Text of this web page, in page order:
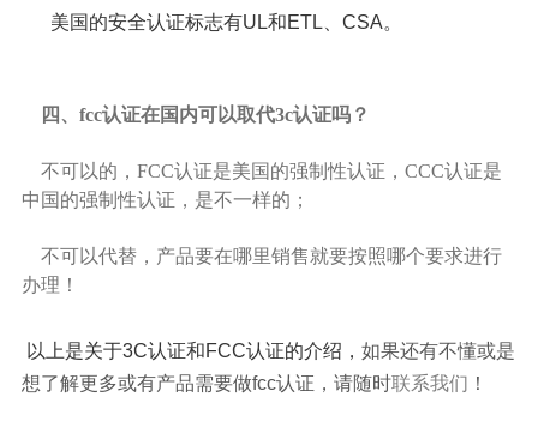
美国的安全认证标志有UL和ETL、CSA。
四、fcc认证在国内可以取代3c认证吗？
不可以的，FCC认证是美国的强制性认证，CCC认证是
中国的强制性认证，是不一样的；
不可以代替，产品要在哪里销售就要按照哪个要求进行
办理！
以上是关于3C认证和FCC认证的介绍， 如果还有不懂或是
想了解更多或有产品需要做fcc认证，请随时联系我们 ！